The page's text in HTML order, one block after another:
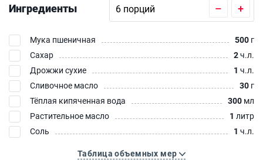
Ингредиенты – +
Мука пшеничная 500 г
Сахар
2ч.л.
Дрожжи сухие
1 ч.л.
Сливочное масло
30 г
Тёплая кипяченная вода
300 мл
Растительное масло
1 литр
Соль
1 ч.л.
Таблица объемных мер